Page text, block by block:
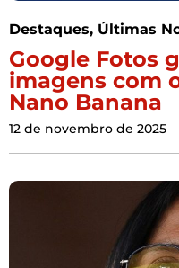
Destaques, Últimas
Google Fotos
imagens com
Nano Banana
12 de novembro de 2025